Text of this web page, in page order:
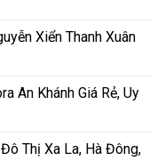
Xiển Thanh Xuân
An Khánh Giá Rẻ, Uy
Thị Xa La, Hà Đông,